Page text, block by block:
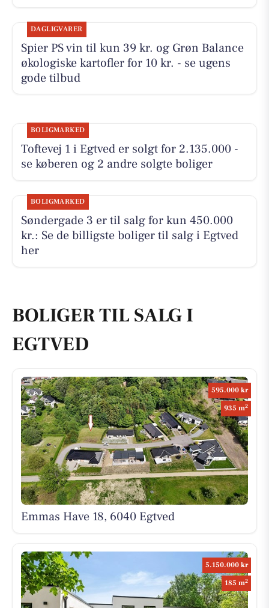
DAGLIGVARER
Spier PS vin til kun 39 kr. og Grøn Balance
økologiske kartofler for 10 kr. - se ugens
gode tilbud
BOLIGMARKED
Toftevej 1 i Egtved er solgt for 2.135.000 -
se køberen og 2 andre solgte boliger
BOLIGMARKED
Søndergade 3 er til salg for kun 450.000
kr.: Se de billigste boliger til salg i Egtved
her
BOLIGER TIL SALG I
EGTVED
595.000 kr
935 m2
Emmas Have 18, 6040 Egtved
5.150.000 kr
185 m2